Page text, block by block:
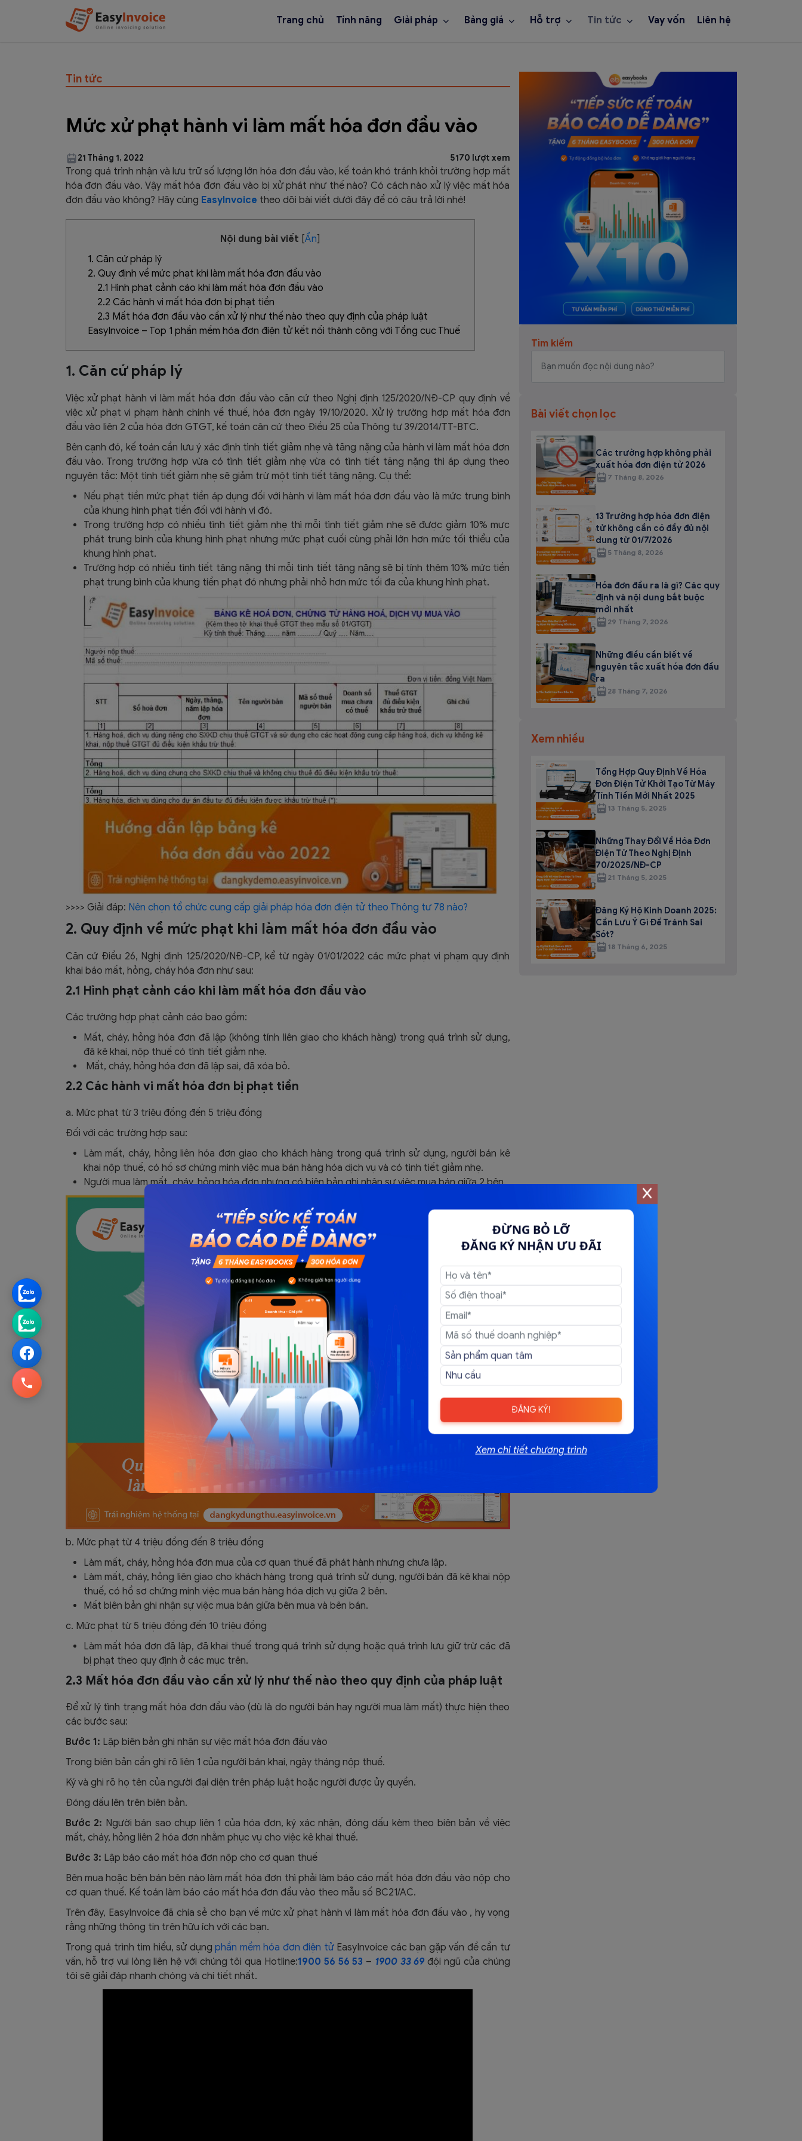
Trang chủ Tính năng Giải pháp Bảng giá Hỗ trợ Tin tức Vay vốn Liên hệ
ĐỪNG BỎ LỠ
ĐĂNG KÝ NHẬN ƯU ĐÃI
ĐĂNG KÝ!
Xem chi tiết chương trình
Tin tức
Mức xử phạt hành vi làm mất hóa đơn đầu vào
21 Tháng 1, 2022 5170 lượt xem
Trong quá trình nhận và lưu trữ số lượng lớn hóa đơn đầu vào, kế toán khó tránh khỏi trường hợp mất
hóa đơn đầu vào. Vậy mất hóa đơn đầu vào bị xử phát như thế nào? Có cách nào xử lý việc mất hóa
đơn đầu vào không? Hãy cùng EasyInvoice theo dõi bài viết dưới đây để có câu trả lời nhé!
Nội dung bài viết Ẩn
1. Căn cứ pháp lý
2. Quy định về mức phạt khi làm mất hóa đơn đầu vào
2.1 Hình phạt cảnh cáo khi làm mất hóa đơn đầu vào
2.2 Các hành vi mất hóa đơn bị phạt tiền
2.3 Mất hóa đơn đầu vào cần xử lý như thế nào theo quy định của pháp luật
EasyInvoice – Top 1 phần mềm hóa đơn điện tử kết nối thành công với Tổng cục Thuế
1. Căn cứ pháp lý
Việc xử phạt hành vi làm mất hóa đơn đầu vào căn cứ theo Nghị định 125/2020/NĐ-CP quy định về
việc xử phạt vi phạm hành chính về thuế, hóa đơn ngày 19/10/2020. Xử lý trường hợp mất hóa đơn
đầu vào liên 2 của hóa đơn GTGT, kế toán căn cứ theo Điều 25 của Thông tư 39/2014/TT-BTC.
Bên cạnh đó, kế toán cần lưu ý xác định tình tiết giảm nhẹ và tăng nặng của hành vi làm mất hóa đơn
đầu vào. Trong trường hợp vừa có tình tiết giảm nhẹ vừa có tình tiết tăng nặng thì áp dụng theo
nguyên tắc: Một tình tiết giảm nhẹ sẽ giảm trừ một tình tiết tăng nặng. Cụ thể:
Nếu phạt tiền mức phạt tiền áp dụng đối với hành vi làm mất hóa đơn đầu vào là mức trung bình
của khung hình phạt tiền đối với hành vi đó.
Trong trường hợp có nhiều tình tiết giảm nhẹ thì mỗi tình tiết giảm nhẹ sẽ được giảm 10% mực
phát trung bình của khung hình phạt nhưng mức phạt cuối cùng phải lớn hơn mức tối thiểu của
khung hình phạt.
Trường hợp có nhiều tình tiết tăng nặng thì mỗi tình tiết tăng nặng sẽ bị tính thêm 10% mức tiền
phạt trung bình của khung tiền phạt đó nhưng phải nhỏ hơn mức tối đa của khung hình phạt.
>>>> Giải đáp: Nên chọn tổ chức cung cấp giải pháp hóa đơn điện tử theo Thông tư 78 nào?
2. Quy định về mức phạt khi làm mất hóa đơn đầu vào
Căn cứ Điều 26, Nghị định 125/2020/NĐ-CP, kể từ ngày 01/01/2022 các mức phạt vi phạm quy định
khai báo mất, hỏng, cháy hóa đơn như sau:
2.1 Hình phạt cảnh cáo khi làm mất hóa đơn đầu vào
Các trường hợp phạt cảnh cáo bao gồm:
Mất, cháy, hỏng hóa đơn đã lập (không tính liên giao cho khách hàng) trong quá trình sử dụng,
đã kê khai, nộp thuế có tình tiết giảm nhẹ.
Mất, cháy, hỏng hóa đơn đã lập sai, đã xóa bỏ.
2.2 Các hành vi mất hóa đơn bị phạt tiền
a. Mức phạt từ 3 triệu đồng đến 5 triệu đồng
Đối với các trường hợp sau:
Làm mất, cháy, hỏng liên hóa đơn giao cho khách hàng trong quá trình sử dụng, người bán kê
khai nộp thuế, có hồ sơ chứng minh việc mua bán hàng hóa dịch vụ và có tình tiết giảm nhẹ.
Người mua làm mất, cháy, hỏng hóa đơn nhưng có biên bản ghi nhận sự việc mua bán giữa 2 bên.
b. Mức phạt từ 4 triệu đồng đến 8 triệu đồng
Làm mất, cháy, hỏng hóa đơn mua của cơ quan thuế đã phát hành nhưng chưa lập.
Làm mất, cháy, hỏng liên giao cho khách hàng trong quá trình sử dụng, người bán đã kê khai nộp
thuế, có hồ sơ chứng minh việc mua bán hàng hóa dịch vụ giữa 2 bên.
Mất biên bản ghi nhận sự việc mua bán giữa bên mua và bên bán.
c. Mức phạt từ 5 triệu đồng đến 10 triệu đồng
Làm mất hóa đơn đã lập, đã khai thuế trong quá trình sử dụng hoặc quá trình lưu giữ trừ các đã
bị phạt theo quy định ở các mục trên.
2.3 Mất hóa đơn đầu vào cần xử lý như thế nào theo quy định của pháp luật
Để xử lý tình trạng mất hóa đơn đầu vào (dù là do người bán hay người mua làm mất) thực hiện theo
các bước sau:
Bước 1: Lập biên bản ghi nhận sự việc mất hóa đơn đầu vào
Trong biên bản cần ghi rõ liên 1 của người bán khai, ngày tháng nộp thuế.
Ký và ghi rõ họ tên của người đại diện trên pháp luật hoặc người được ủy quyền.
Đóng dấu lên trên biên bản.
Bước 2: Người bán sao chụp liên 1 của hóa đơn, ký xác nhận, đóng dấu kèm theo biên bản về việc
mất, cháy, hỏng liên 2 hóa đơn nhằm phục vụ cho việc kê khai thuế.
Bước 3: Lập báo cáo mất hóa đơn nộp cho cơ quan thuế
Bên mua hoặc bên bán bên nào làm mất hóa đơn thì phải làm báo cáo mất hóa đơn đầu vào nộp cho
cơ quan thuế. Kế toán làm báo cáo mất hóa đơn đầu vào theo mẫu số BC21/AC.
Trên đây, EasyInvoice đã chia sẻ cho bạn về mức xử phạt hành vi làm mất hóa đơn đầu vào , hy vọng
rằng những thông tin trên hữu ích với các bạn.
Trong quá trình tìm hiểu, sử dụng phần mềm hóa đơn điện tửEasyInvoice các bạn gặp vấn đề cần tư
vấn, hỗ trợ vui lòng liên hệ với chúng tôi qua Hotline:1900 56 56 53 – 1900 33 69 đội ngũ của chúng
tôi sẽ giải đáp nhanh chóng và chi tiết nhất.
Tìm kiếm
Bài viết chọn lọc
Các trường hợp không phải
xuất hóa đơn điện tử 2026
7 Tháng 8, 2026
13 Trường hợp hóa đơn điện
tử không cần có đầy đủ nội
dung từ 01/7/2026
5 Tháng 8, 2026
Hóa đơn đầu ra là gì? Các quy
định và nội dung bắt buộc
mới nhất
29 Tháng 7, 2026
Những điều cần biết về
nguyên tắc xuất hóa đơn đầu
ra
28 Tháng 7, 2026
Xem nhiều
Tổng Hợp Quy Định Về Hóa
Đơn Điện Tử Khởi Tạo Từ Máy
Tính Tiền Mới Nhất 2025
13 Tháng 5, 2025
Những Thay Đổi Về Hóa Đơn
Điện Tử Theo Nghị Định
70/2025/NĐ-CP
21 Tháng 5, 2025
Đăng Ký Hộ Kinh Doanh 2025:
Cần Lưu Ý Gì Để Tránh Sai
Sót?
18 Tháng 6, 2025